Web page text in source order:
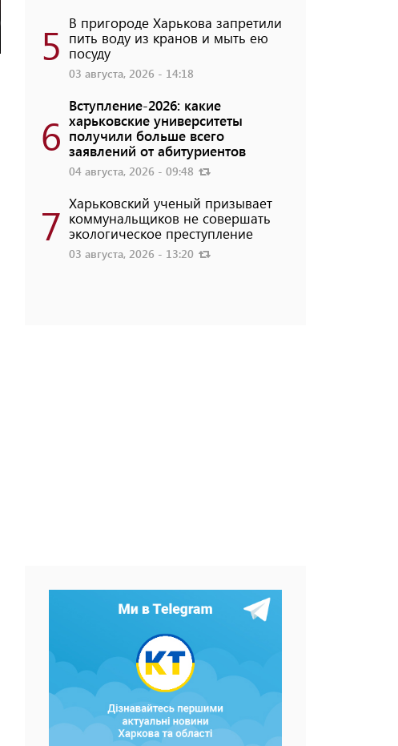
5 В пригороде Харькова запретили
пить воду из кранов и мыть ею
посуду
03 августа, 2026 - 14:18
6
Вступление-2026: какие
харьковские университеты
получили больше всего
заявлений от абитуриентов
04 августа, 2026 - 09:48
7 Харьковский ученый призывает
коммунальщиков не совершать
экологическое преступление
03 августа, 2026 - 13:20